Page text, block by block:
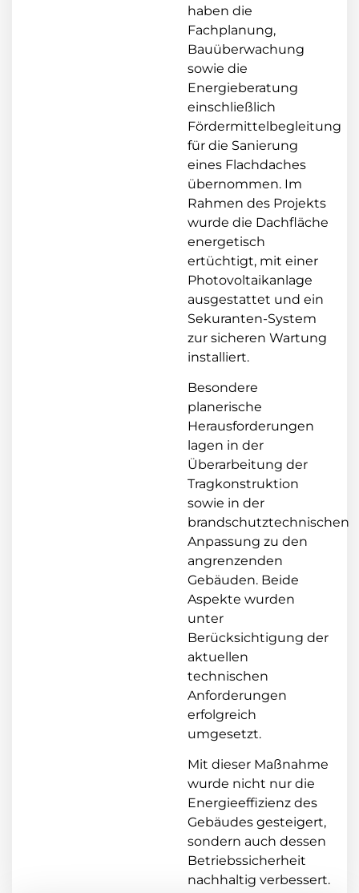
haben die
Fachplanung,
Bauüberwachung
sowie die
Energieberatung
einschließlich
Fördermittelbegleitung
für die Sanierung
eines Flachdaches
übernommen. Im
Rahmen des Projekts
wurde die Dachfläche
energetisch
ertüchtigt, mit einer
Photovoltaikanlage
ausgestattet und ein
Sekuranten-System
zur sicheren Wartung
installiert.
Besondere
planerische
Herausforderungen
lagen in der
Überarbeitung der
Tragkonstruktion
sowie in der
brandschutztechnischen
Anpassung zu den
angrenzenden
Gebäuden. Beide
Aspekte wurden
unter
Berücksichtigung der
aktuellen
technischen
Anforderungen
erfolgreich
umgesetzt.
Mit dieser Maßnahme
wurde nicht nur die
Energieeffizienz des
Gebäudes gesteigert,
sondern auch dessen
Betriebssicherheit
nachhaltig verbessert.